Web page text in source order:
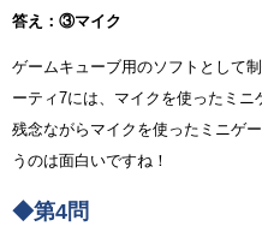
答え：③マイク
ゲームキューブ用のソフトとして
ーティ7には、マイクを使ったミニ
残念ながらマイクを使ったミニゲ
うのは面白いですね！
◆第4問